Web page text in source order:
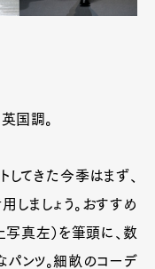
国調。
てきた今季はまず、
ましょう。おすすめ
写真左）を筆頭に、数
パンツ。細畝のコーデ